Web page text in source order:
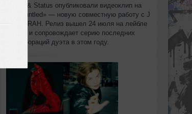
Chase & Status опубликовали видеоклип на
«Disgruntled» — новую совместную работу с J
Hus и IRAH. Релиз вышел 24 июля на лейбле
Warner и сопровождает серию последних
коллабораций дуэта в этом году.